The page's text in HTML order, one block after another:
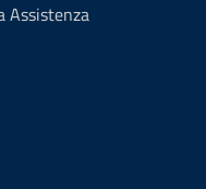
Assistenza